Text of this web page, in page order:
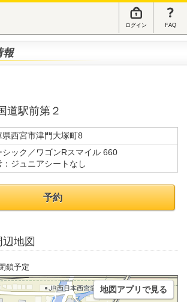
ログイン FAQ
報
道駅前第２
県西宮市津門大塚町8
シック／ワゴンRスマイル 660
ジュニアシートなし
予約
地図
鎖予定
地図アプリで見る